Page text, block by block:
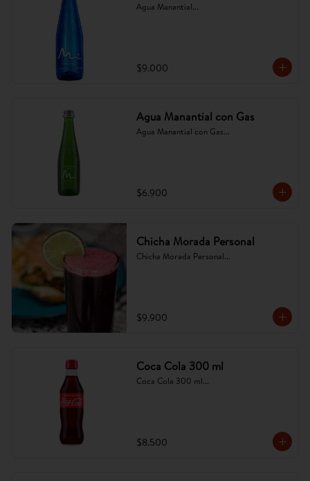
Agua Manantial...
$9.000
Agua Manantial con Gas
Agua Manantial con Gas...
$6.900
Chicha Morada Personal
Chicha Morada Personal...
$9.900
Coca Cola 300 ml
Coca Cola 300 ml...
$8.500